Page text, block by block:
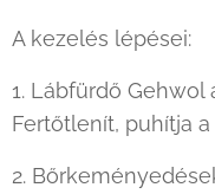
A kezelés lépései:
1. Lábfürdő
Fertőtlenít, puhítja
2.